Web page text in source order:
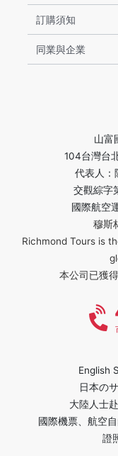
山富
104台灣台
代表人：
交觀綜字
國際航空
穆斯
Richmond Tours is
本公司已獲
訂購須知
同業與企業
English
日本の
大陸人士
國際機票、航空
證